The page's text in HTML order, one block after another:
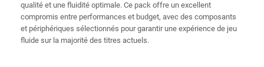
qualité et une fluidité optimale. Ce pack offre un excellent
compromis entre performances et budget, avec des composants
et périphériques sélectionnés pour garantir une expérience de jeu
fluide sur la majorité des titres actuels.